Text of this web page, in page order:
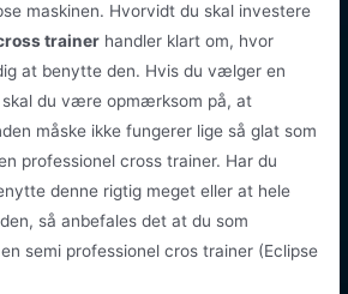
maskinen. Hvorvidt du skal investere
trainer handler klart om, hvor
at benytte den. Hvis du vælger en
skal du være opmærksom på, at
måske ikke fungerer lige så glat som
professionel cross trainer. Har du
denne rigtig meget eller at hele
så anbefales det at du som
semi professionel cros trainer (Eclipse